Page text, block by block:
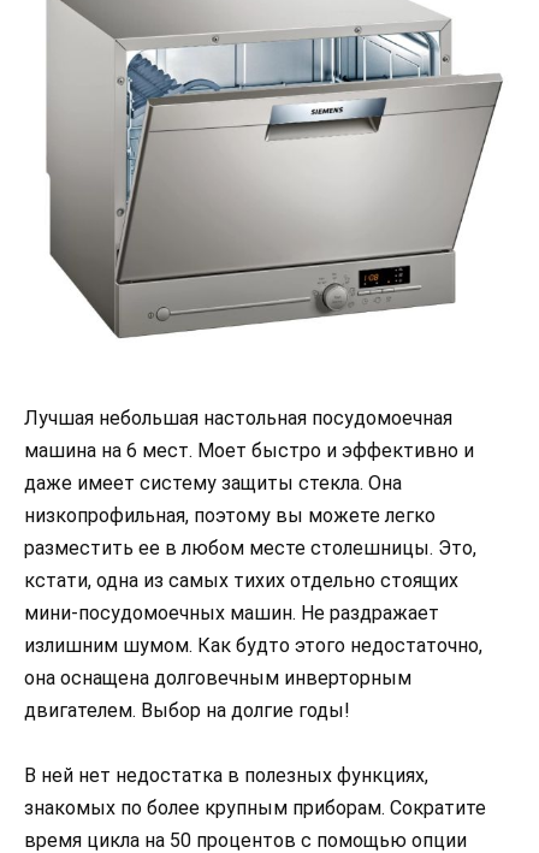
Лучшая небольшая настольная посудомоечная
машина на 6 мест. Моет быстро и эффективно и
даже имеет систему защиты стекла. Она
низкопрофильная, поэтому вы можете легко
разместить ее в любом месте столешницы. Это,
кстати, одна из самых тихих отдельно стоящих
мини-посудомоечных машин. Не раздражает
излишним шумом. Как будто этого недостаточно,
она оснащена долговечным инверторным
двигателем. Выбор на долгие годы!
В ней нет недостатка в полезных функциях,
знакомых по более крупным приборам. Сократите
время цикла на 50 процентов с помощью опции